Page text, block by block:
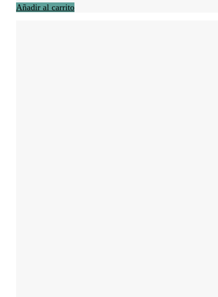
Añadir al carrito